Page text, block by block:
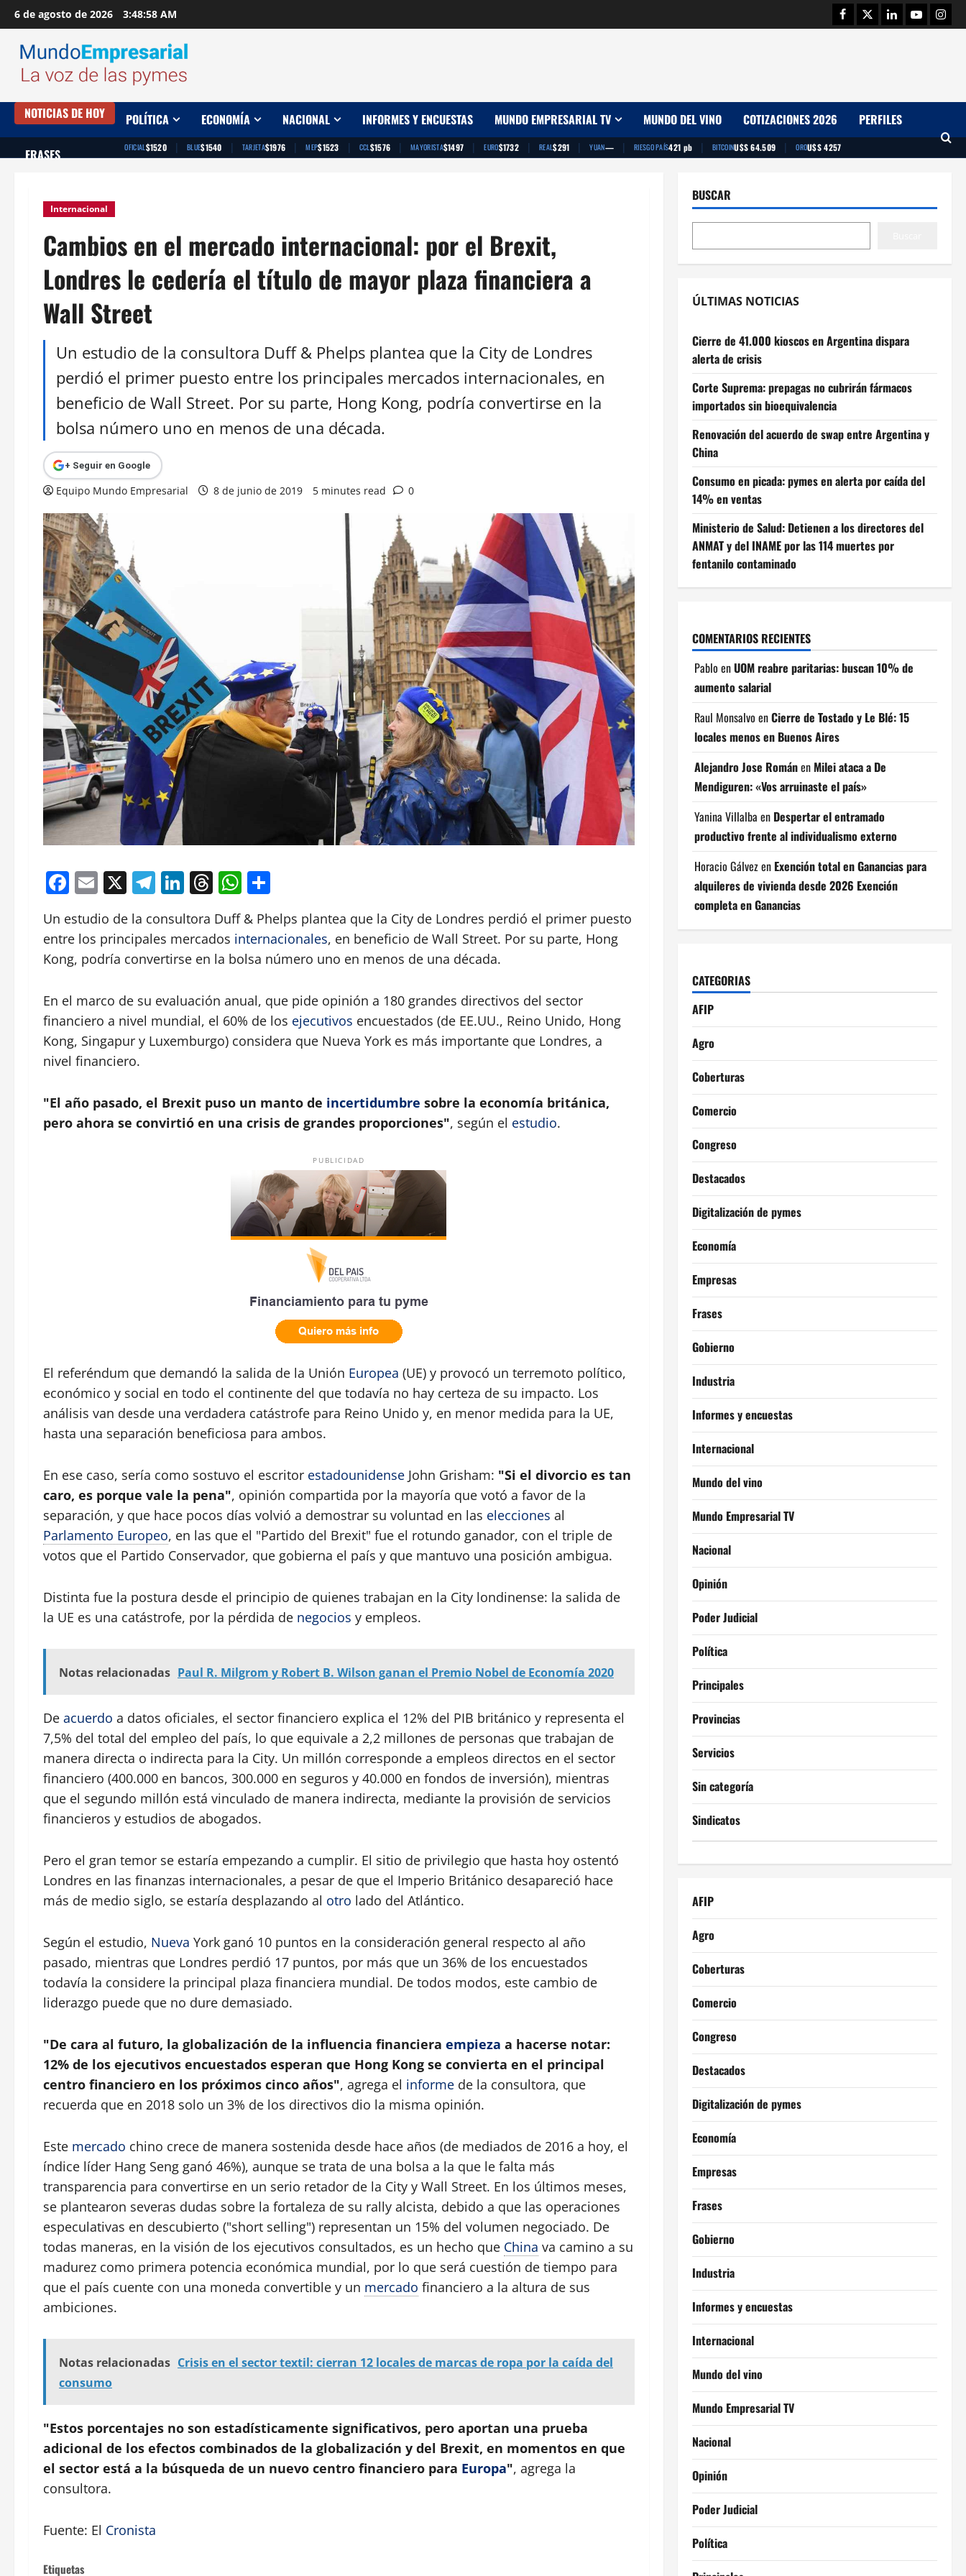
Saltar
al
contenido
6 de agosto de 2026 3:48:59 AM Facebook
TwitterLinkedinYoutube
NOTICIAS DE HOY POLÍTICA ECONOMÍA NACIONAL INFORMES Y ENCUESTAS MUNDO EMPRESARIAL TV MUNDO DEL VINO COTIZACIONES 2026 PERFILES
FRASES OFICIAL$1520 | BLUE$1540 | TARJETA$1976 | MEP$1523 | CCL$1576 | MAYORISTA$1497 | EURO$1732 | REAL$291 | YUAN— | RIESGO PAÍS421 pb | BITCOINU$S 64.509 | OROU$S 4257
Internacional
Cambios en el mercado internacional: por el Brexit,
Londres le cedería el título de mayor plaza financiera a
Wall Street
Un estudio de la consultora Duff & Phelps plantea que la City de Londres
perdió el primer puesto entre los principales mercados internacionales, en
beneficio de Wall Street. Por su parte, Hong Kong, podría convertirse en la
bolsa número uno en menos de una década.
+ Seguir en Google
Equipo Mundo Empresarial 8 de junio de 2019 5 minutes read 0
Facebook
Email
X Telegram
LinkedIn
Threads
WhatsApp
Un estudio de la consultora Duff & Phelps plantea que la City de Londres perdió el primer puesto
entre los principales mercados internacionales, en beneficio de Wall Street. Por su parte, Hong
Kong, podría convertirse en la bolsa número uno en menos de una década.
En el marco de su evaluación anual, que pide opinión a 180 grandes directivos del sector
financiero a nivel mundial, el 60% de los ejecutivos encuestados (de EE.UU., Reino Unido, Hong
Kong, Singapur y Luxemburgo) considera que Nueva York es más importante que Londres, a
nivel financiero.
"El año pasado, el Brexit puso un manto de incertidumbre sobre la economía británica,
pero ahora se convirtió en una crisis de grandes proporciones", según el estudio.
PUBLICIDAD
El referéndum que demandó la salida de la Unión Europea (UE) y provocó un terremoto político,
económico y social en todo el continente del que todavía no hay certeza de su impacto. Los
análisis van desde una verdadera catástrofe para Reino Unido y, en menor medida para la UE,
hasta una separación beneficiosa para ambos.
En ese caso, sería como sostuvo el escritor estadounidense John Grisham: "Si el divorcio es tan
caro, es porque vale la pena", opinión compartida por la mayoría que votó a favor de la
separación, y que hace pocos días volvió a demostrar su voluntad en las elecciones al
Parlamento Europeo, en las que el "Partido del Brexit" fue el rotundo ganador, con el triple de
votos que el Partido Conservador, que gobierna el país y que mantuvo una posición ambigua.
Distinta fue la postura desde el principio de quienes trabajan en la City londinense: la salida de
la UE es una catástrofe, por la pérdida de negocios y empleos.
Notas relacionadas Paul R. Milgrom y Robert B. Wilson ganan el Premio Nobel de Economía 2020
De acuerdo a datos oficiales, el sector financiero explica el 12% del PIB británico y representa el
7,5% del total del empleo del país, lo que equivale a 2,2 millones de personas que trabajan de
manera directa o indirecta para la City. Un millón corresponde a empleos directos en el sector
financiero (400.000 en bancos, 300.000 en seguros y 40.000 en fondos de inversión), mientras
que el segundo millón está vinculado de manera indirecta, mediante la provisión de servicios
financieros y estudios de abogados.
Pero el gran temor se estaría empezando a cumplir. El sitio de privilegio que hasta hoy ostentó
Londres en las finanzas internacionales, a pesar de que el Imperio Británico desapareció hace
más de medio siglo, se estaría desplazando al otro lado del Atlántico.
Según el estudio, Nueva York ganó 10 puntos en la consideración general respecto al año
pasado, mientras que Londres perdió 17 puntos, por más que un 36% de los encuestados
todavía la considere la principal plaza financiera mundial. De todos modos, este cambio de
liderazgo puede que no dure demasiado.
"De cara al futuro, la globalización de la influencia financiera empieza a hacerse notar:
12% de los ejecutivos encuestados esperan que Hong Kong se convierta en el principal
centro financiero en los próximos cinco años", agrega el informe de la consultora, que
recuerda que en 2018 solo un 3% de los directivos dio la misma opinión.
Este mercado chino crece de manera sostenida desde hace años (de mediados de 2016 a hoy, el
índice líder Hang Seng ganó 46%), aunque se trata de una bolsa a la que le falta más
transparencia para convertirse en un serio retador de la City y Wall Street. En los últimos meses,
se plantearon severas dudas sobre la fortaleza de su rally alcista, debido a que las operaciones
especulativas en descubierto ("short selling") representan un 15% del volumen negociado. De
todas maneras, en la visión de los ejecutivos consultados, es un hecho que China va camino a su
madurez como primera potencia económica mundial, por lo que será cuestión de tiempo para
que el país cuente con una moneda convertible y un mercado financiero a la altura de sus
ambiciones.
Notas relacionadas Crisis en el sector textil: cierran 12 locales de marcas de ropa por la caída del
consumo
"Estos porcentajes no son estadísticamente significativos, pero aportan una prueba
adicional de los efectos combinados de la globalización y del Brexit, en momentos en que
el sector está a la búsqueda de un nuevo centro financiero para Europa", agrega la
consultora.
Fuente: El Cronista
Etiquetas
BUSCAR
ÚLTIMAS NOTICIAS
Cierre de 41.000 kioscos en Argentina dispara
alerta de crisis
Corte Suprema: prepagas no cubrirán fármacos
importados sin bioequivalencia
Renovación del acuerdo de swap entre Argentina y
China
Consumo en picada: pymes en alerta por caída del
14% en ventas
Ministerio de Salud: Detienen a los directores del
ANMAT y del INAME por las 114 muertes por
fentanilo contaminado
COMENTARIOS RECIENTES
Pablo enUOM reabre paritarias: buscan 10% de
aumento salarial
Raul Monsalvo enCierre de Tostado y Le Blé: 15
locales menos en Buenos Aires
Alejandro Jose Románen Milei ataca a De
Mendiguren: «Vos arruinaste el país»
Yanina Villalba en Despertar el entramado
productivo frente al individualismo externo
Horacio Gálvezen Exención total en Ganancias para
alquileres de vivienda desde 2026 Exención
completa en Ganancias
CATEGORIAS
AFIP
Agro
Coberturas
Comercio
Congreso
Destacados
Digitalización de pymes
Economía
Empresas
Frases
Gobierno
Industria
Informes y encuestas
Internacional
Mundo del vino
Mundo Empresarial TV
Nacional
Opinión
Poder Judicial
Política
Principales
Provincias
Servicios
Sin categoría
Sindicatos
AFIP
Agro
Coberturas
Comercio
Congreso
Destacados
Digitalización de pymes
Economía
Empresas
Frases
Gobierno
Industria
Informes y encuestas
Internacional
Mundo del vino
Mundo Empresarial TV
Nacional
Opinión
Poder Judicial
Política